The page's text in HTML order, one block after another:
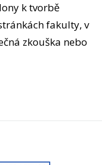
k tvorbě
fakulty, v
zkouška nebo